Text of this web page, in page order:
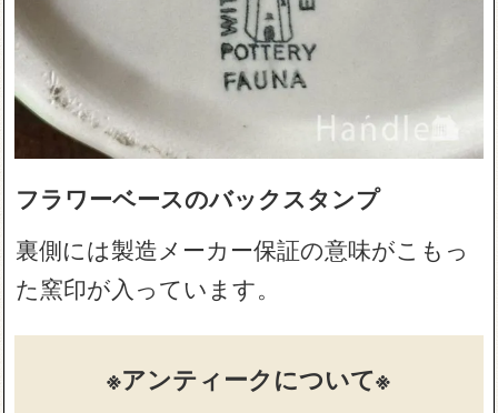
フラワーベースのバックスタンプ
裏側には製造メーカー保証の意味がこもっ
た窯印が入っています。
※アンティークについて※